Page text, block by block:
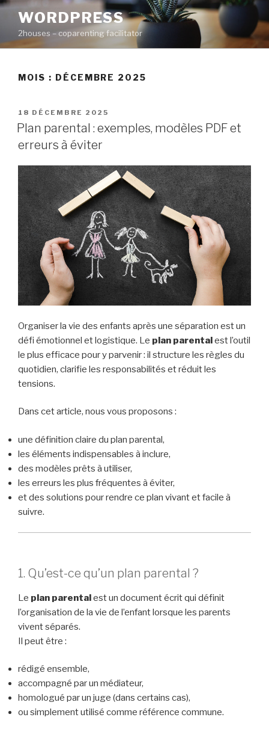
Aller
contenu
principal
WORDPRESS
2houses – coparenting facilitator
MOIS : DÉCEMBRE 2025
PUBLIÉ
LE
18 DÉCEMBRE 2025
Plan parental : exemples, modèles PDF et
erreurs à éviter
Organiser la vie des enfants après une séparation est un
défi émotionnel et logistique. Le plan parentalest l’outil
le plus efficace pour y parvenir : il structure les règles du
quotidien, clarifie les responsabilités et réduit les
tensions.
Dans cet article, nous vous proposons :
une définition claire du plan parental,
les éléments indispensables à inclure,
des modèles prêts à utiliser,
les erreurs les plus fréquentes à éviter,
et des solutions pour rendre ce plan vivant et facile à
suivre.
1. Qu’est-ce qu’un plan parental ?
Le plan parentalest un document écrit qui définit
l’organisation de la vie de l’enfant lorsque les parents
vivent séparés.
Il peut être :
rédigé ensemble,
accompagné par un médiateur,
homologué par un juge (dans certains cas),
ou simplement utilisé comme référence commune.